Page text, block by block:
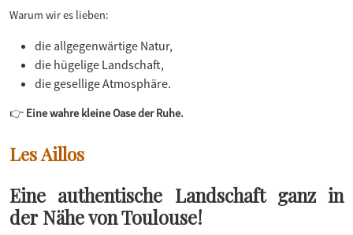
Warum wir es lieben:
die allgegenwärtige Natur,
die hügelige Landschaft,
die gesellige Atmosphäre.
👉 Eine wahre kleine Oase der Ruhe.
Les Aillos
Eine authentische Landschaft ganz in
der Nähe von Toulouse!